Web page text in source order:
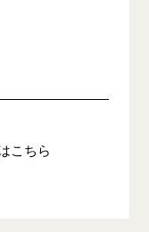
こちら